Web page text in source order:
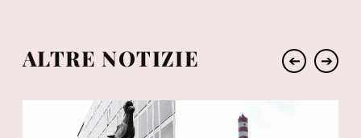
ALTRE NOTIZIE ➔ ➔